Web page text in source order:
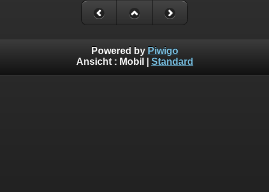
Powered by Piwigo
Ansicht : Mobil Standard